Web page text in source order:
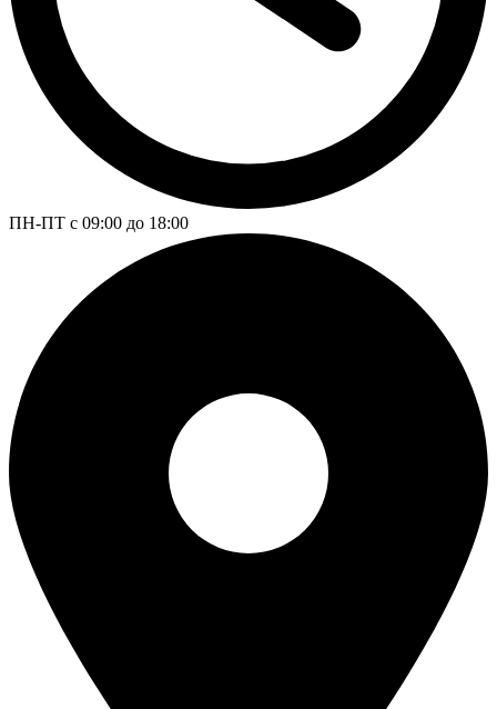
ПН-ПТ с 09:00 до 18:00